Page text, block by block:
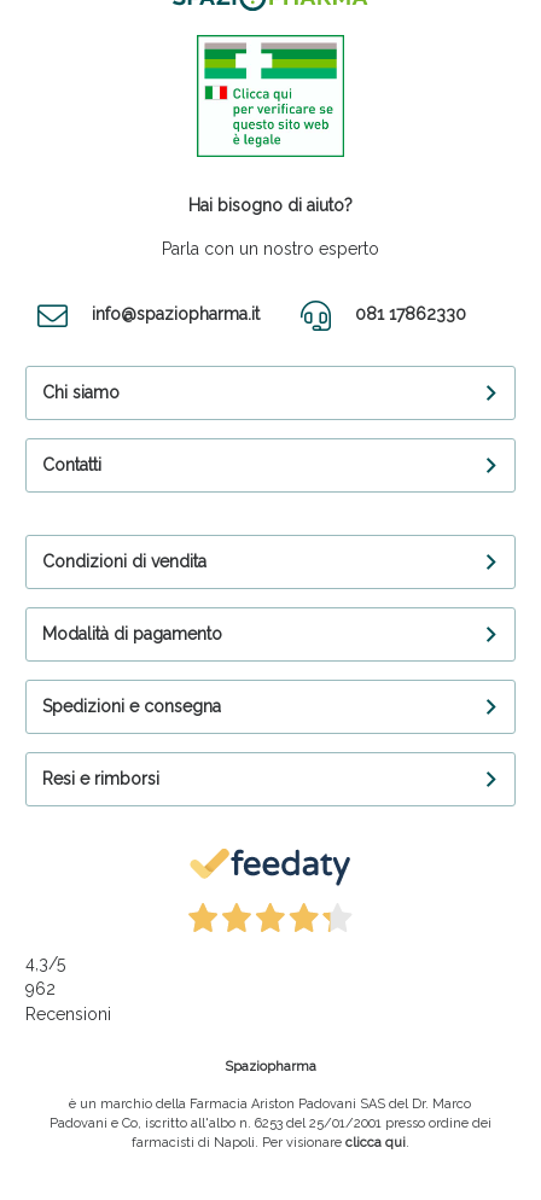
Hai bisogno di aiuto?
Parla con un nostro esperto
info@spaziopharma.it 081 17862330
Chi siamo
Contatti
Condizioni di vendita
Modalità di pagamento
Spedizioni e consegna
Resi e rimborsi
4,3/5
962
Recensioni
Spaziopharma
è un marchio della Farmacia Ariston Padovani SAS del Dr. Marco
Padovani e Co, iscritto all'albo n. 6253 del 25/01/2001 presso ordine dei
farmacisti di Napoli. Per visionare clicca qui.